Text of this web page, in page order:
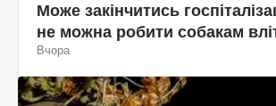
Може закінчитись
не можна робити собакам
Вчора